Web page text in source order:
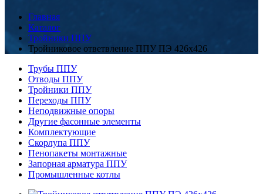
Главная
Каталог
Тройники ППУ
Тройниковое ответвление ППУ ПЭ 426x426
Трубы ППУ
Отводы ППУ
Тройники ППУ
Переходы ППУ
Неподвижные опоры
Другие фасонные элементы
Комплектующие
Скорлупа ППУ
Пенопакеты монтажные
Запорная арматура ППУ
Промышленные котлы